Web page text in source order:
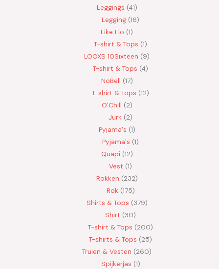
Leggings 41
Legging 16
Like Flo 1
T-shirt & Tops 1
LOOXS 10Sixteen
9
T-shirt & Tops 4
NoBell 17
T-shirt & Tops 12
O'Chill 2
Jurk
2
Pyjama's 1
Pyjama's 1
Quapi 12
Vest 1
Rokken 232
Rok 175
Shirts & Tops 379
Shirt
30
T-shirt & Tops
200
T-shirts & Tops
25
Truien & Vesten
260
Spijkerjas 1